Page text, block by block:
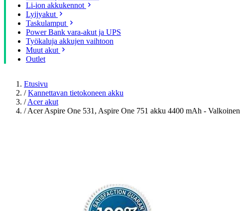
Li-ion akkukennot
Lyijyakut
Taskulamput
Power Bank vara-akut ja UPS
Työkaluja akkujen vaihtoon
Muut akut
Outlet
Etusivu
/ Kannettavan tietokoneen akku
/ Acer akut
/ Acer Aspire One 531, Aspire One 751 akku 4400 mAh - Valkoinen